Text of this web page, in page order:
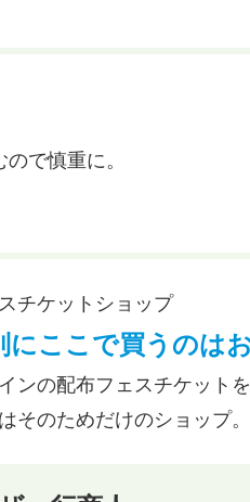
で慎重に。
チケットショップ
ここで買うのは
ンの配布フェスチケット
そのためだけのショップ。